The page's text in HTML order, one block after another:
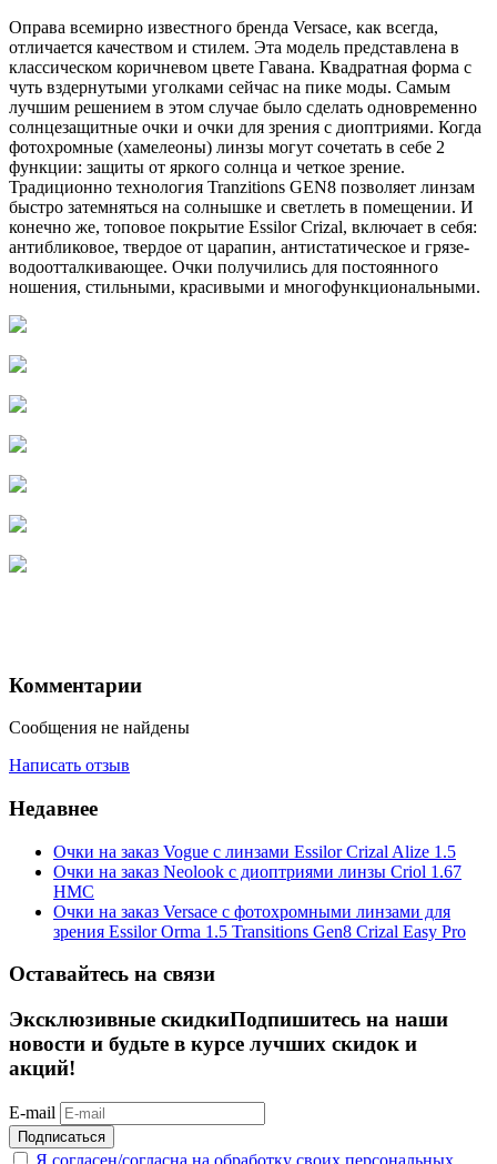
Оправа всемирно известного бренда Versace, как всегда,
отличается качеством и стилем. Эта модель представлена в
классическом коричневом цвете Гавана. Квадратная форма с
чуть вздернутыми уголками сейчас на пике моды. Самым
лучшим решением в этом случае было сделать одновременно
солнцезащитные очки и очки для зрения с диоптриями. Когда
фотохромные (хамелеоны) линзы могут сочетать в себе 2
функции: защиты от яркого солнца и четкое зрение.
Традиционно технология Tranzitions GEN8 позволяет линзам
быстро затемняться на солнышке и светлеть в помещении. И
конечно же, топовое покрытие Essilor Crizal, включает в себя:
антибликовое, твердое от царапин, антистатическое и грязе-
водоотталкивающее. Очки получились для постоянного
ношения, стильными, красивыми и многофункциональными.
Комментарии
Сообщения не найдены
Написать отзыв
Недавнее
Очки на заказ Vogue с линзами Essilor Crizal Alize 1.5
Очки на заказ Neolook с диоптриями линзы Criol 1.67
HMC
Очки на заказ Versace c фотохромными линзами для
зрения Essilor Orma 1.5 Transitions Gen8 Crizal Easy Pro
Оставайтесь на связи
Эксклюзивные скидкиПодпишитесь на наши
новости и будьте в курсе лучших скидок и
акций!
E-mail
Подписаться
Я согласен/согласна на обработку своих персональных